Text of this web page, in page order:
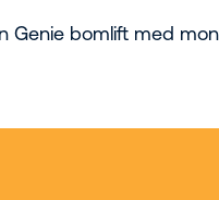
Genie bomlift med